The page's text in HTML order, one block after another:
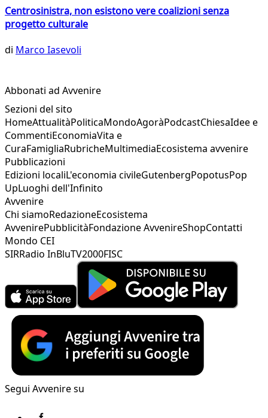
Centrosinistra, non esistono vere coalizioni senza
progetto culturale
di Marco Iasevoli
Abbonati ad Avvenire
Sezioni del sito
HomeAttualitàPoliticaMondoAgoràPodcastChiesaIdee e
CommentiEconomiaVita e
CuraFamigliaRubricheMultimediaEcosistema avvenire
Pubblicazioni
Edizioni localiL'economia civileGutenbergPopotusPop
UpLuoghi dell'Infinito
Avvenire
Chi siamoRedazioneEcosistema
AvvenirePubblicitàFondazione AvvenireShopContatti
Mondo CEI
SIRRadio InBluTV2000FISC
Segui Avvenire su